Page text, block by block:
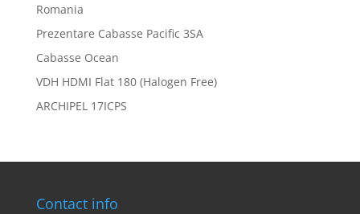
Romania
Prezentare Cabasse Pacific 3SA
Cabasse Ocean
VDH HDMI Flat 180 (Halogen Free)
ARCHIPEL 17ICPS
Contact info